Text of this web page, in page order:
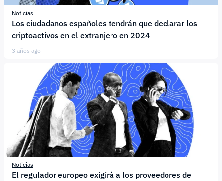
Noticias
Los ciudadanos españoles tendrán que declarar los
criptoactivos en el extranjero en 2024
3 años ago
Noticias
El regulador europeo exigirá a los proveedores de